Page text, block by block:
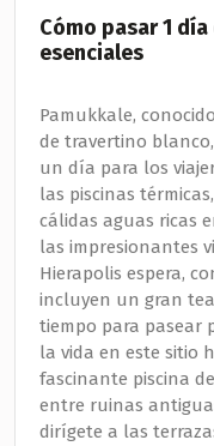
Cómo pasar 1
esenciales
Pamukkale,
de travertino
un día para los
las piscinas
cálidas aguas ricas
las impresionantes
Hierapolis espera,
incluyen un gran
tiempo para pasear
la vida en este sitio
fascinante piscina
entre ruinas
dirígete a las